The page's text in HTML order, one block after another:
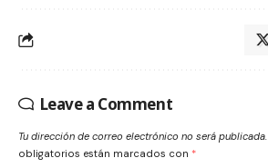
Leave a Comment
Tu dirección de correo electrónico no será publicada.
obligatorios están marcados con *